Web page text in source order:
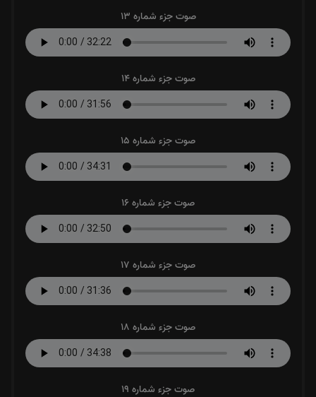
صوت جزء شماره 13
صوت جزء شماره 14
صوت جزء شماره 15
صوت جزء شماره 16
صوت جزء شماره 17
صوت جزء شماره 18
صوت جزء شماره 19